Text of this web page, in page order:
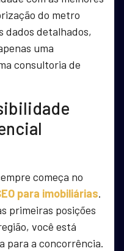
do metro
dados detalhados,
uma
consultoria de
começa no
para imobiliárias.
primeiras posições
você está
para a concorrência.